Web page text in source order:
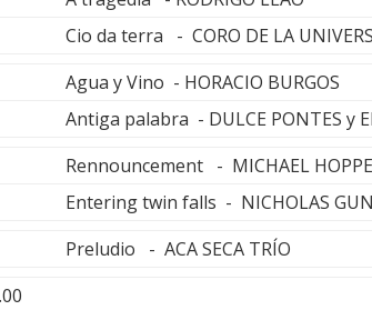
Cio da terra - CORO DE LA
Agua y Vino - HORACIO BURGOS
Antiga palabra - DULCE PONTES y
Rennouncement - MICHAEL HOPPE
Entering twin falls - NICHOLAS
Preludio - ACA SECA TRÍO